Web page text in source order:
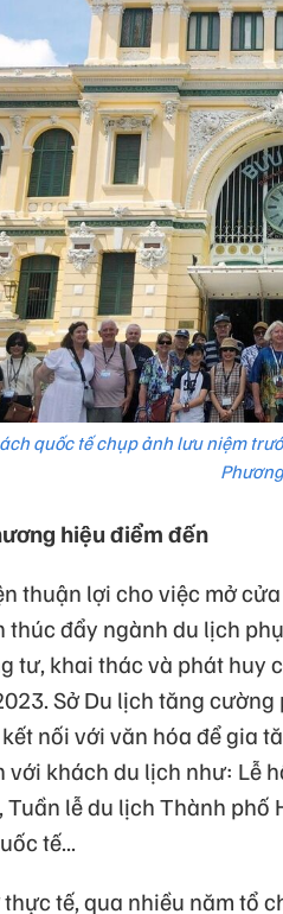
quốc tế chụp ảnh lưu niệm
hiệu điểm đến
thuận lợi cho việc mở
thúc đẩy ngành du lịch
tư, khai thác và phát huy
Sở Du lịch tăng
nối với văn hóa để gia
với khách du lịch như: Lễ
Tuần lễ du lịch Thành phố
tế...
tế, qua nhiều năm tổ